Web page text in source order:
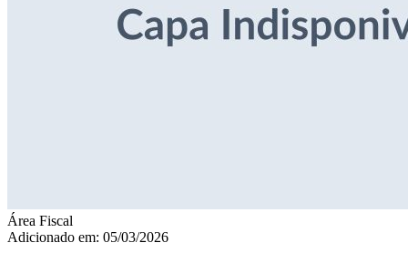
Área Fiscal
Adicionado em: 05/03/2026